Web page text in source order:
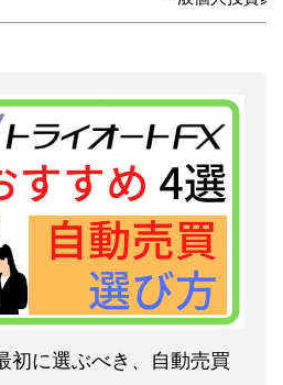
初に選ぶべき、自動売買